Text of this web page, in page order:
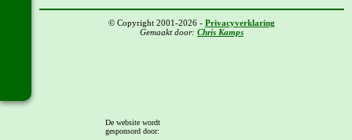
© Copyright 2001-2026 - Privacyverklaring
Gemaakt door: Chris Kamps
De website wordt
gesponsord door: